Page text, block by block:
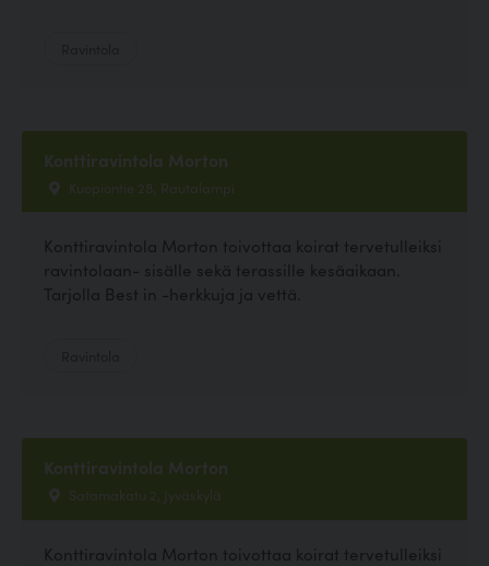
Konttiravintola Morton
Kuopiontie 28, Rautalampi
Konttiravintola Morton toivottaa koirat tervetulleiksi
ravintolaan- sisälle sekä terassille kesäaikaan.
Tarjolla Best in -herkkuja ja vettä.
Konttiravintola Morton
Satamakatu 2, Jyväskylä
Konttiravintola Morton toivottaa koirat tervetulleiksi